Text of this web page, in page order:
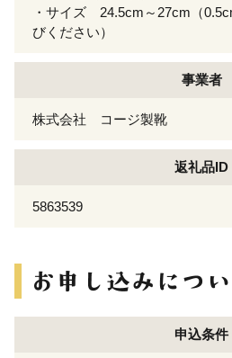
・サイズ 24.5cm～27cm（
びください）
事業者
株式会社 コージ製靴
返礼品ID
5863539
申込条件